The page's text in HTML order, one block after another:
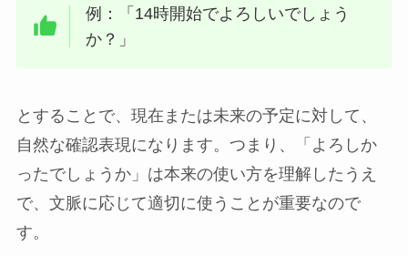
例：「14時開始でよろしいでしょう
か？」
とすることで、現在または未来の予定に対して、
自然な確認表現になります。つまり、「よろしか
ったでしょうか」は本来の使い方を理解したうえ
で、文脈に応じて適切に使うことが重要なので
す。